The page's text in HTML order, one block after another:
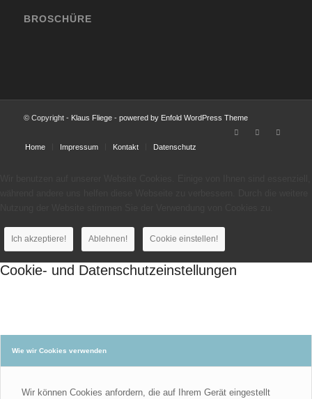
BROSCHÜRE
© Copyright - Klaus Fliege- powered by Enfold WordPress Theme
Home Impressum Kontakt Datenschutz
Ich akzeptiere! Ablehnen! Cookie einstellen!
Cookie- und Datenschutzeinstellungen
Wie wir Cookies verwenden
Wir können Cookies anfordern, die auf Ihrem Gerät eingestellt